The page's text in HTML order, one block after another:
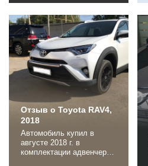
Тойота. Хотя, скорее
всего это не касается
автомобилей с правым
рулём, но таковых
остается на дорогах все
меньше. А мой авто почти
ещё новый, приобрела я
его летом 2017 г, пробег
25400 км. И вот два дня
назад моё авто...
Отзыв о Toyota RAV4,
2018
Автомобиль купил в
августе 2018 г. в
комплектации адвенчер с